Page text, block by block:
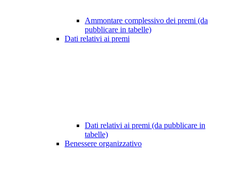
Ammontare complessivo dei premi (da
pubblicare in tabelle)
Dati relativi ai premi
Dati relativi ai premi (da pubblicare in
tabelle)
Benessere organizzativo